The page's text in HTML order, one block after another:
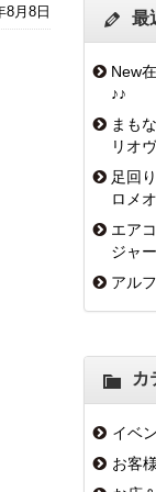
8月8日 最
New
♪♪
まも
リオ
足回
ロメ
エア
ジャ
アル
カ
イベ
お客